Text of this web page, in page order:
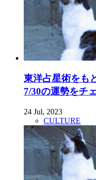
東洋占星術をも
7/30の運勢をチ
24 Jul, 2023
CULTURE